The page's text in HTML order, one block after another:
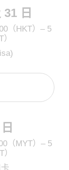
日
（HKT）– 5
（MYT）– 5